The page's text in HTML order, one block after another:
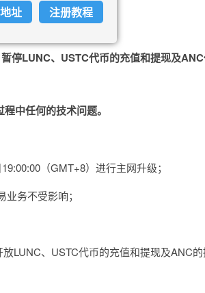
址
注册教程
停LUNC、USTC代币的充值和提现及
中任何的技术问题。
（GMT+8）进行主网升级；
务不受影响；
LUNC、USTC代币的充值和提现及ANC